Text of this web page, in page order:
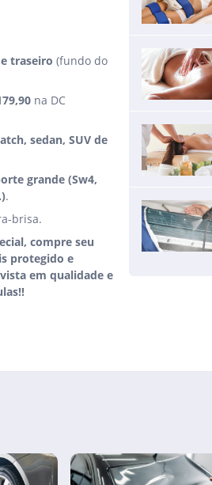
traseiro (fundo do
na DC
sedan, SUV de
grande (Sw4,
.
brisa.
compre seu
protegido e
em qualidade e